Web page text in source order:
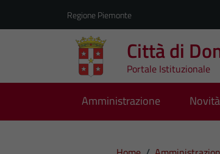
Regione Piemonte
Città di
Portale Istituzionale
Amministrazione Novità